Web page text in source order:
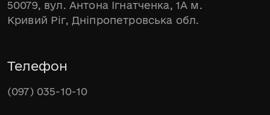
50079, вул. Антона Ігнатченка, 1А м.
Кривий Ріг, Дніпропетровська обл.
Телефон
(097) 035-10-10